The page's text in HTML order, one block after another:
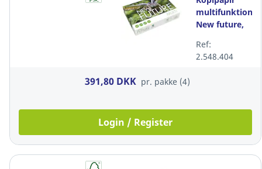
multifunktion,
New future,
hvid, A4,
pakke a 4 x
Ref:
2.548.404
391,80 DKK pr. pakke (4)
Login / Register